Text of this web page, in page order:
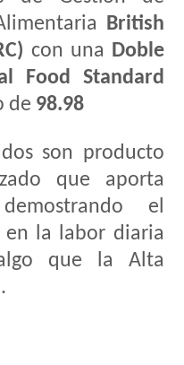
British
con una Doble
Food Standard
de 98.98
son producto
que aporta
el
en la labor diaria
que la Alta